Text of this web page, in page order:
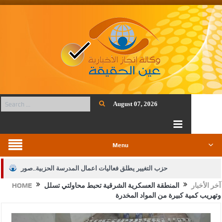
August 07, 2026
Menu
حزب التغيير يطلق فعاليات اعمال المدرسة الحزبية..صور
الجيش يفتح باب التجنيد لحملة البكالوريوس في الحقوق والقانون
HOME آخر الأخبار
المنطقة العسكرية الشرقية تحبط محاولتي تسلل
وتهريب كمية كبيرة من المواد المخدرة